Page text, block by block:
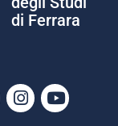
di Ferrara
Instagram
Youtube